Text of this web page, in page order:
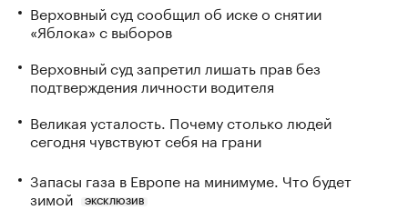
Верховный суд сообщил об иске о снятии
«Яблока» с выборов
Верховный суд запретил лишать прав без
подтверждения личности водителя
Великая усталость. Почему столько людей
сегодня чувствуют себя на грани
Запасы газа в Европе на минимуме. Что будет
зимой
ЭКСКЛЮЗИВ